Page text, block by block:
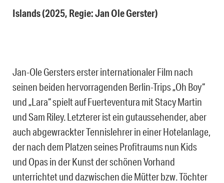
Islands (2025, Regie: Jan Ole Gerster)
Jan-Ole Gersters erster internationaler Film nach
seinen beiden hervorragenden Berlin-Trips „Oh Boy“
und „Lara“ spielt auf Fuerteventura mit Stacy Martin
und Sam Riley. Letzterer ist ein gutaussehender, aber
auch abgewrackter Tennislehrer in einer Hotelanlage,
der nach dem Platzen seines Profitraums nun Kids
und Opas in der Kunst der schönen Vorhand
unterrichtet und dazwischen die Mütter bzw. Töchter